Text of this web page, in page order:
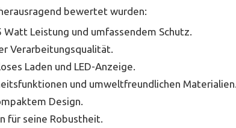
bewertet wurden:
Leistung und umfassendem Schutz.
Verarbeitungsqualität.
Laden und LED-Anzeige.
und umweltfreundlichen
Design.
für seine Robustheit.